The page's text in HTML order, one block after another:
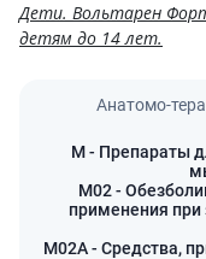
Дети. Вольтарен
детям до 14 лет.
Анатомо-
M- Препараты
M02-
применения
M02A- Средства,